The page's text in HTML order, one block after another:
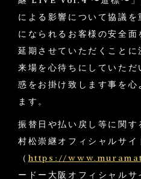
による影響について協議
になられるお客様の安全
延期させていただくことに
来場を心待ちにしていた
惑をお掛け致します事を
ます。
振替日や払い戻し等に関す
村松崇継オフィシャルサイ
（ https://
ードー大阪オフィシャルサ